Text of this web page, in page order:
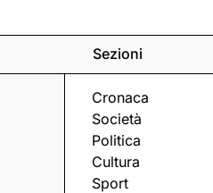
Sezioni
Cronaca
Società
Politica
Cultura
Sport